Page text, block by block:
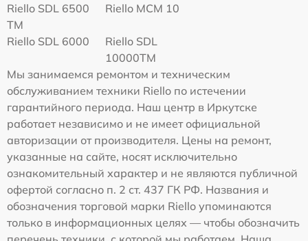
Riello SDL 6500
TM
Riello MCM 10
Riello SDL 6000
Riello SDL
10000TM
Мы занимаемся ремонтом и техническим
обслуживанием техники Riello по истечении
гарантийного периода. Наш центр в Иркутске
работает независимо и не имеет официальной
авторизации от производителя. Цены на ремонт,
указанные на сайте, носят исключительно
ознакомительный характер и не являются публичной
офертой согласно п. 2 ст. 437 ГК РФ. Названия и
обозначения торговой марки Riello упоминаются
только в информационных целях — чтобы обозначить